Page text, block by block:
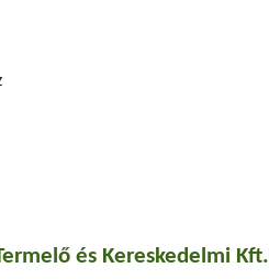
és Kereskedelmi Kft.